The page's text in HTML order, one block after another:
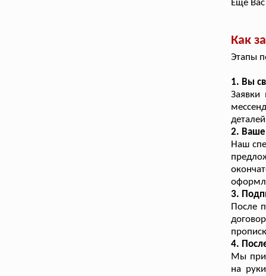
Еще
Как
Этапы
1. Вы
2.
Наш
3.
После
4.
Мы
на